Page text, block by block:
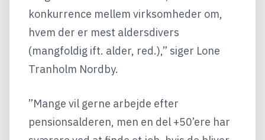
konkurrence mellem virksomheder om,
hvem der er mest aldersdivers
(mangfoldig ift. alder, red.),” siger Lone
Tranholm Nordby.
”Mange vil gerne arbejde efter
pensionsalderen, men en del +50’ere har